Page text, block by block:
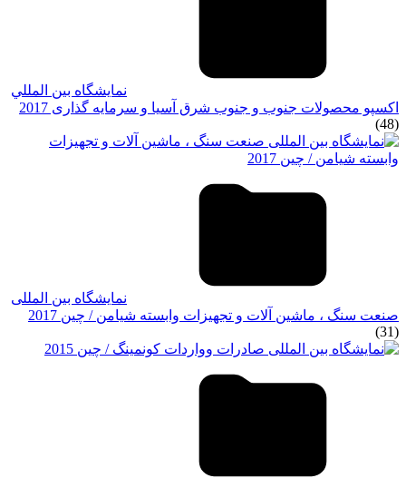
نمايشگاه بين المللي
اکسپو محصولات جنوب و جنوب شرق آسيا و سرمايه گذاری 2017
(48)
نمایشگاه بین المللی
صنعت سنگ ، ماشين آلات و تجهيزات وابسته شیامن / چین 2017
(31)